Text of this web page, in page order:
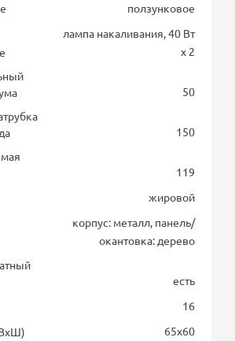
ползунковое
лампа накаливания, 40 Вт
х 2
50
150
119
жировой
корпус: металл, панель/
окантовка: дерево
есть
16
65х60